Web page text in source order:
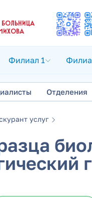
БОЛЬНИЦА
Филиал 1
Отделения
услуг